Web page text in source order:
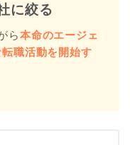
に絞る
ら本命のエージェ
職活動を開始す